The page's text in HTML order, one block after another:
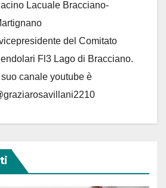
Lacuale Bracciano-
del Comitato
Fl3 Lago di Bracciano.
suo canale youtube è